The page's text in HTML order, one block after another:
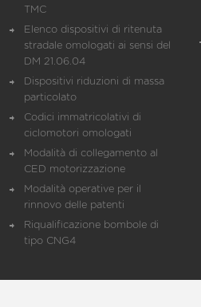
TMC
Elenco dispositivi di ritenuta
stradale omologati ai sensi del
DM 21.06.04
Dispositivi riduzioni di massa
particolato
Codici immatricolativi di
ciclomotori omologati
Modalità di collegamento al
CED motorizzazione
Modalità operative per il
rinnovo delle patenti
Riqualificazione bombole di
tipo CNG4